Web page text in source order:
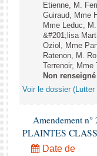
Etienne, M.
Guiraud, Mme
Mme Leduc,
&#201;lisa
Oziol, Mme
Ratenon, M.
Terrenoir,
Non renseigné
Voir le dossier
Amendement
PLAINTES
Date de